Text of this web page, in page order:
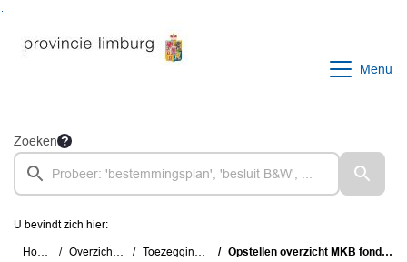
Menu
Zoeken
U bevindt zich hier:
Home Overzichten Toezeggingen Opstellen overzicht MKB fondsen